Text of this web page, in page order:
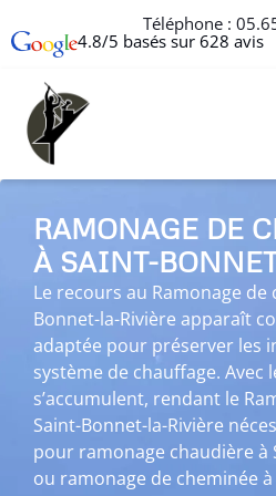
Téléphone :
4.8/5 basés sur 628 avis
RAMONAGE DE
À SAINT-
Le recours au Ramonage de
Bonnet-la-Rivière apparaît
adaptée pour préserver les
système de chauffage. Avec
s’accumulent, rendant le
Saint-Bonnet-la-Rivière
pour ramonage chaudière à
ou ramonage de cheminée